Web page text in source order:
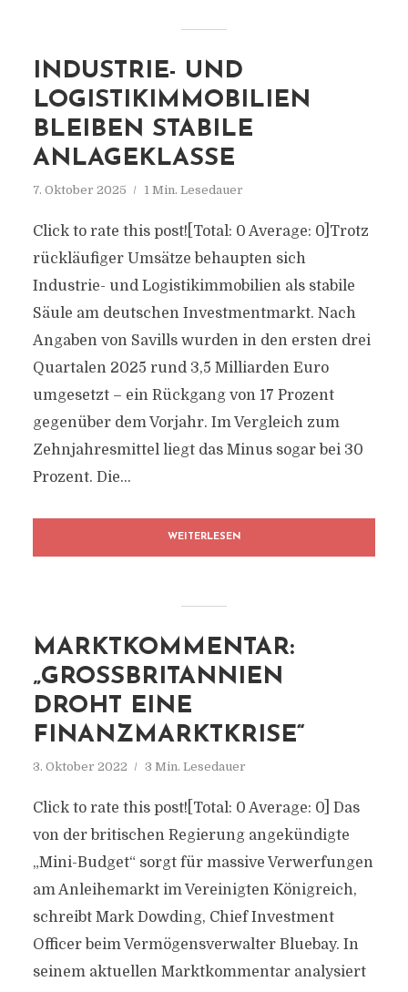
INDUSTRIE- UND
LOGISTIKIMMOBILIEN
BLEIBEN STABILE
ANLAGEKLASSE
7. Oktober 2025 1 Min. Lesedauer
Click to rate this post![Total: 0 Average: 0]Trotz
rückläufiger Umsätze behaupten sich
Industrie- und Logistikimmobilien als stabile
Säule am deutschen Investmentmarkt. Nach
Angaben von Savills wurden in den ersten drei
Quartalen 2025 rund 3,5 Milliarden Euro
umgesetzt – ein Rückgang von 17 Prozent
gegenüber dem Vorjahr. Im Vergleich zum
Zehnjahresmittel liegt das Minus sogar bei 30
Prozent. Die...
WEITERLESEN
MARKTKOMMENTAR:
„GROSSBRITANNIEN D
ROHT EINE F
INANZMARKTKRISE“
3. Oktober 2022 3 Min. Lesedauer
Click to rate this post![Total: 0 Average: 0] Das
von der britischen Regierung angekündigte
„Mini-Budget“ sorgt für massive Verwerfungen
am Anleihemarkt im Vereinigten Königreich,
schreibt Mark Dowding, Chief Investment
Officer beim Vermögensverwalter Bluebay. In
seinem aktuellen Marktkommentar analysiert